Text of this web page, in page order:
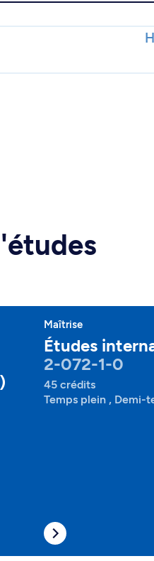
Maîtrise
Études
2-072-1-0
45 crédits
Temps plein , Demi-